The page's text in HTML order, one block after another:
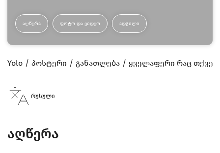
ᲐᲦᲬᲔᲠᲐ ᲤᲝᲢᲝ ᲓᲐ ᲕᲘᲓᲔᲝ ᲐᲓᲒᲘᲚᲘ
Yolo პოსტერი განათლება ყველაფერი რაც
რუსული
აღწერა